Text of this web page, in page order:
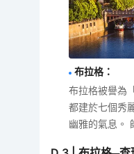
布拉格：
布拉格被譽為
都建於七個秀
幽雅的氣息。